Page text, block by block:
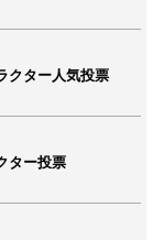
クター人気投票
ター投票